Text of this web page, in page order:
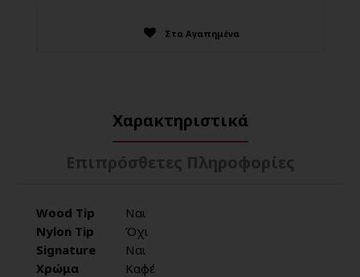
Στα Αγαπημένα
Χαρακτηριστικά
Επιπρόσθετες Πληροφορίες
Wood Tip
Ναι
Nylon Tip
Όχι
Signature
Ναι
Χρώμα
Καφέ